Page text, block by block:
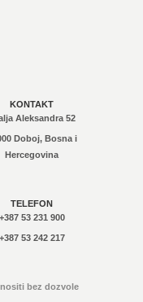
KONTAKT
Aleksandra 52
Doboj, Bosna i
Hercegovina
TELEFON
+387 53 231 900
+387 53 242 217
bez dozvole